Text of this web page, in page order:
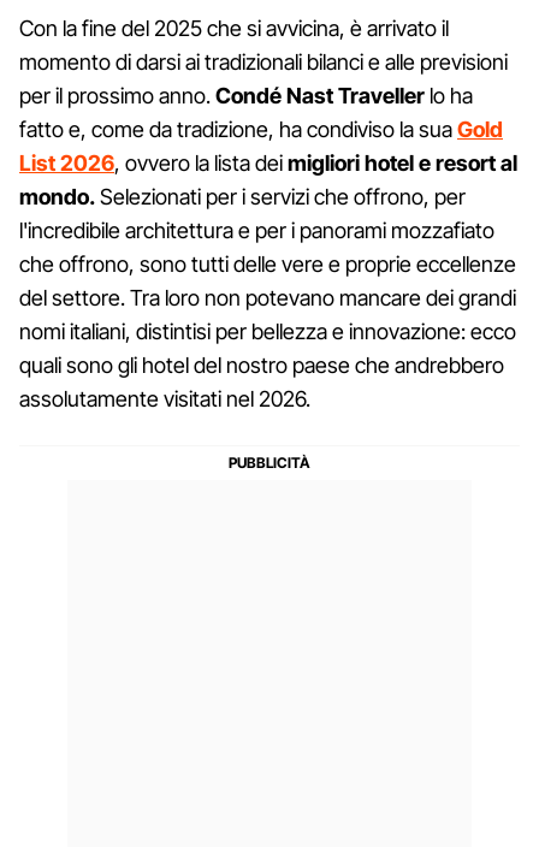
Con la fine del 2025 che si avvicina, è arrivato il
momento di darsi ai tradizionali bilanci e alle previsioni
per il prossimo anno.Condé Nast Traveller lo ha
fatto e, come da tradizione, ha condiviso la suaGold
List 2026, ovvero la lista deimigliori hotel e resort al
mondo.Selezionati per i servizi che offrono, per
l'incredibile architettura e per i panorami mozzafiato
che offrono, sono tutti delle vere e proprie eccellenze
del settore. Tra loro non potevano mancare dei grandi
nomi italiani, distintisi per bellezza e innovazione: ecco
quali sono gli hotel del nostro paese che andrebbero
assolutamente visitati nel 2026.